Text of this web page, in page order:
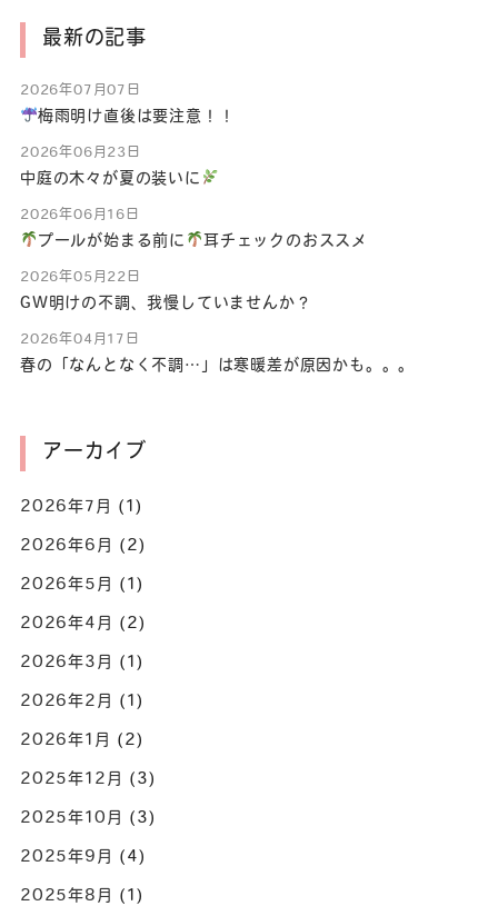
最新の記事
2026年07月07日
梅雨明け直後は要注意！！
2026年06月23日
中庭の木々が夏の装いに
2026年06月16日
プールが始まる前に 耳チェックのおススメ
2026年05月22日
GW明けの不調、我慢していませんか？
2026年04月17日
春の「なんとなく不調…」は寒暖差が原因かも。。。
アーカイブ
2026年7月 (1)
2026年6月 (2)
2026年5月 (1)
2026年4月 (2)
2026年3月 (1)
2026年2月 (1)
2026年1月 (2)
2025年12月 (3)
2025年10月 (3)
2025年9月 (4)
2025年8月 (1)